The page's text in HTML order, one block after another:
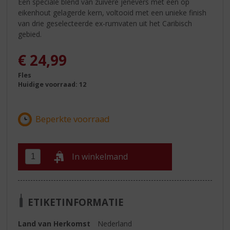
eikenhout gelagerde kern, voltooid met een unieke finish
van drie geselecteerde ex-rumvaten uit het Caribisch
gebied.
€ 24,99
Fles
Huidige voorraad: 12
In winkelmand
ETIKETINFORMATIE
Land van Herkomst
Nederland